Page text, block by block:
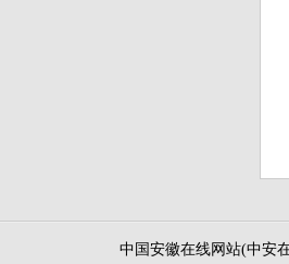
中国安徽在线网站(中安